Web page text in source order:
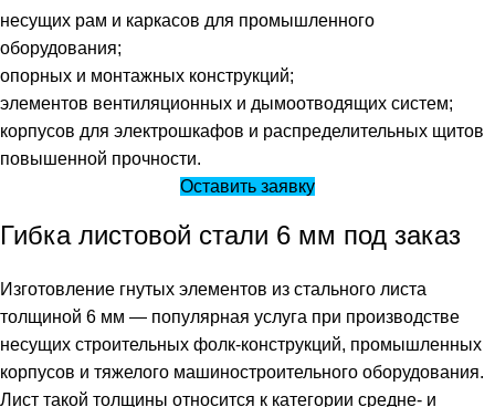
несущих рам и каркасов для промышленного
оборудования;
опорных и монтажных конструкций;
элементов вентиляционных и дымоотводящих систем;
корпусов для электрошкафов и распределительных щитов
повышенной прочности.
Оставить заявку
Гибка листовой стали 6 мм под заказ
Изготовление гнутых элементов из стального листа
толщиной 6 мм — популярная услуга при производстве
несущих строительных фолк-конструкций, промышленных
корпусов и тяжелого машиностроительного оборудования.
Лист такой толщины относится к категории средне- и